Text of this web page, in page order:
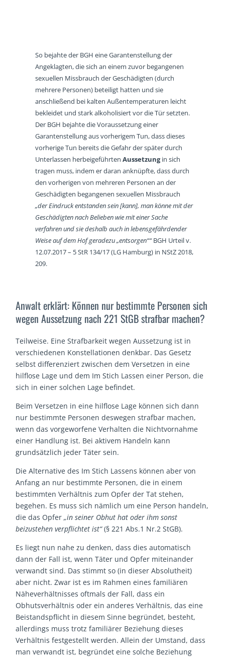
So bejahte der BGH eine Garantenstellung der
Angeklagten, die sich an einem zuvor begangenen
sexuellen Missbrauch der Geschädigten (durch
mehrere Personen) beteiligt hatten und sie
anschließend bei kalten Außentemperaturen leicht
bekleidet und stark alkoholisiert vor die Tür setzten.
Der BGH bejahte die Voraussetzung einer
Garantenstellung aus vorherigem Tun, dass dieses
vorherige Tun bereits die Gefahr der später durch
Unterlassen herbeigeführten Aussetzungin sich
tragen muss, indem er daran anknüpfte, dass durch
den vorherigen von mehreren Personen an der
Geschädigten begangenen sexuellen Missbrauch
„der Eindruck entstanden sein [kann], man könne mit der
Geschädigten nach Belieben wie mit einer Sache
verfahren und sie deshalb auch in lebensgefährdender
Weise auf dem Hof geradezu „entsorgen““BGH Urteil v.
12.07.2017 – 5 StR 134/17 (LG Hamburg) in NStZ 2018,
209.
Anwalt erklärt: Können nur bestimmte Personen sich
wegen Aussetzung nach 221 StGB strafbar machen?
Teilweise. Eine Strafbarkeit wegen Aussetzung ist in
verschiedenen Konstellationen denkbar. Das Gesetz
selbst differenziert zwischen dem Versetzen in eine
hilflose Lage und dem Im Stich Lassen einer Person, die
sich in einer solchen Lage befindet.
Beim Versetzen in eine hilflose Lage können sich dann
nur bestimmte Personen deswegen strafbar machen,
wenn das vorgeworfene Verhalten die Nichtvornahme
einer Handlung ist. Bei aktivem Handeln kann
grundsätzlich jeder Täter sein.
Die Alternative des Im Stich Lassens können aber von
Anfang an nur bestimmte Personen, die in einem
bestimmten Verhältnis zum Opfer der Tat stehen,
begehen. Es muss sich nämlich um eine Person handeln,
die das Opfer„in seiner Obhut hat oder ihm sonst
beizustehen verpflichtet ist“(§ 221 Abs.1 Nr.2 StGB).
Es liegt nun nahe zu denken, dass dies automatisch
dann der Fall ist, wenn Täter und Opfer miteinander
verwandt sind. Das stimmt so (in dieser Absolutheit)
aber nicht. Zwar ist es im Rahmen eines familiären
Näheverhältnisses oftmals der Fall, dass ein
Obhutsverhältnis oder ein anderes Verhältnis, das eine
Beistandspflicht in diesem Sinne begründet, besteht,
allerdings muss trotz familiärer Beziehung dieses
Verhältnis festgestellt werden. Allein der Umstand, dass
man verwandt ist, begründet eine solche Beziehung